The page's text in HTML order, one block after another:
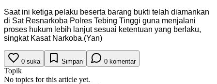
Saat ini ketiga pelaku beserta barang bukti telah diamankan
di Sat Resnarkoba Polres Tebing Tinggi guna menjalani
proses hukum lebih lanjut sesuai ketentuan yang berlaku,
singkat Kasat Narkoba.(Yan)
0 suka Simpan 0 komentar
Topik
No topics for this article yet.